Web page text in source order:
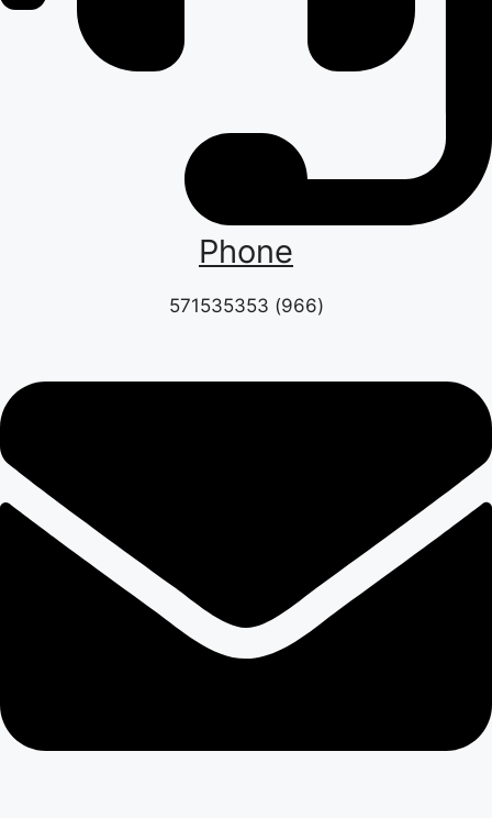
Phone
(966) 571535353